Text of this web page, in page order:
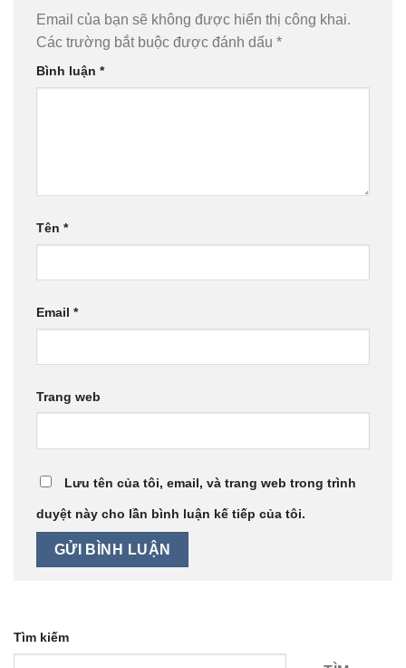
Email của bạn sẽ không được hiển thị công khai.
Các trường bắt buộc được đánh dấu *
Bình luận *
Tên *
Email *
Trang web
Lưu tên của tôi, email, và trang web trong trình
duyệt này cho lần bình luận kế tiếp của tôi.
Tìm kiếm